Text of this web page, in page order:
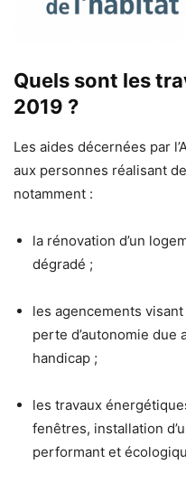
Quels sont les
2019 ?
Les aides décernées par
aux personnes réalisant
notamment :
la rénovation d’un
dégradé ;
les agencements
perte d’autonomie due
handicap ;
les travaux
fenêtres, installation
performant et